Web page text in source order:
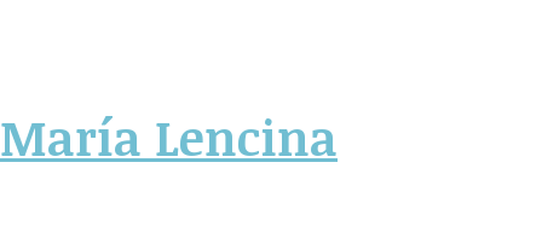
María Lencina